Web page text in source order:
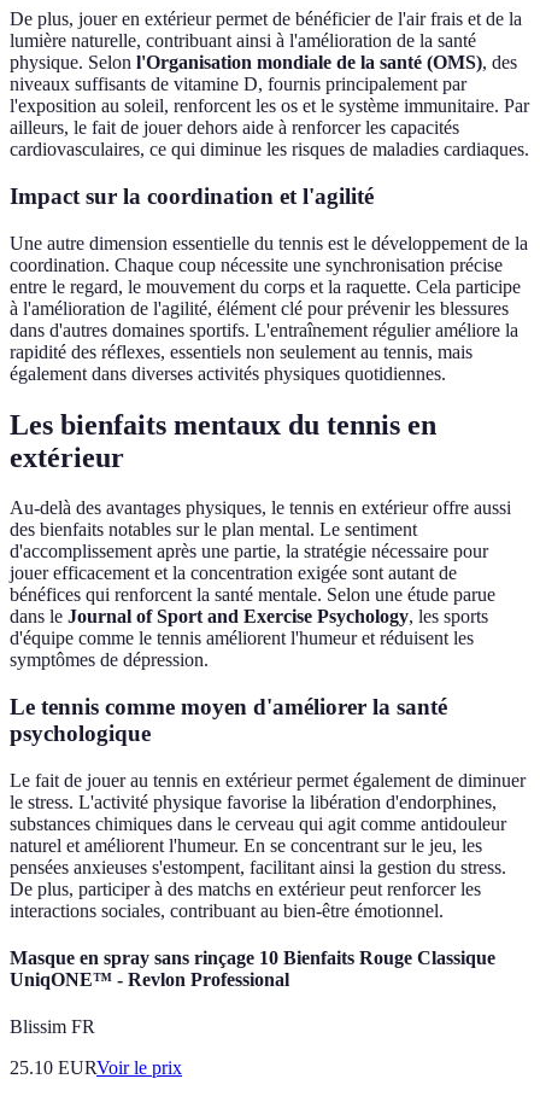
De plus, jouer en extérieur permet de bénéficier de l'air frais et de la
lumière naturelle, contribuant ainsi à l'amélioration de la santé
physique. Selon l'Organisation mondiale de la santé (OMS), des
niveaux suffisants de vitamine D, fournis principalement par
l'exposition au soleil, renforcent les os et le système immunitaire. Par
ailleurs, le fait de jouer dehors aide à renforcer les capacités
cardiovasculaires, ce qui diminue les risques de maladies cardiaques.
Impact sur la coordination et l'agilité
Une autre dimension essentielle du tennis est le développement de la
coordination. Chaque coup nécessite une synchronisation précise
entre le regard, le mouvement du corps et la raquette. Cela participe
à l'amélioration de l'agilité, élément clé pour prévenir les blessures
dans d'autres domaines sportifs. L'entraînement régulier améliore la
rapidité des réflexes, essentiels non seulement au tennis, mais
également dans diverses activités physiques quotidiennes.
Les bienfaits mentaux du tennis en
extérieur
Au-delà des avantages physiques, le tennis en extérieur offre aussi
des bienfaits notables sur le plan mental. Le sentiment
d'accomplissement après une partie, la stratégie nécessaire pour
jouer efficacement et la concentration exigée sont autant de
bénéfices qui renforcent la santé mentale. Selon une étude parue
dans le Journal of Sport and Exercise Psychology, les sports
d'équipe comme le tennis améliorent l'humeur et réduisent les
symptômes de dépression.
Le tennis comme moyen d'améliorer la santé
psychologique
Le fait de jouer au tennis en extérieur permet également de diminuer
le stress. L'activité physique favorise la libération d'endorphines,
substances chimiques dans le cerveau qui agit comme antidouleur
naturel et améliorent l'humeur. En se concentrant sur le jeu, les
pensées anxieuses s'estompent, facilitant ainsi la gestion du stress.
De plus, participer à des matchs en extérieur peut renforcer les
interactions sociales, contribuant au bien-être émotionnel.
Masque en spray sans rinçage 10 Bienfaits Rouge Classique
UniqONE™ - Revlon Professional
Blissim FR
25.10 EURVoir le prix